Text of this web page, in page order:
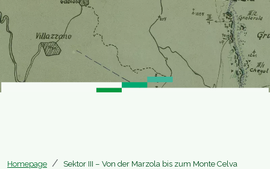
Homepage Sektor III – Von der Marzola bis zum Monte Celva